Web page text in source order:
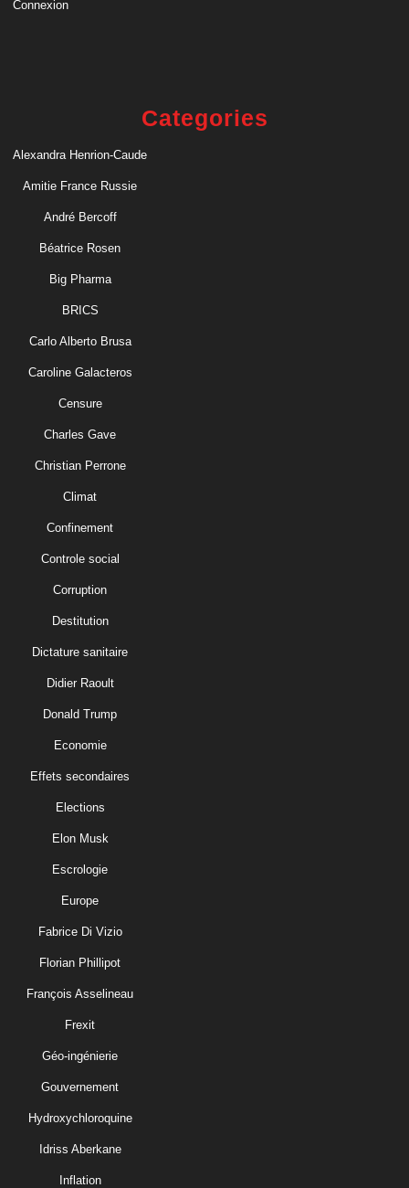
Connexion
Categories
Alexandra Henrion-Caude
Amitie France Russie
André Bercoff
Béatrice Rosen
Big Pharma
BRICS
Carlo Alberto Brusa
Caroline Galacteros
Censure
Charles Gave
Christian Perrone
Climat
Confinement
Controle social
Corruption
Destitution
Dictature sanitaire
Didier Raoult
Donald Trump
Economie
Effets secondaires
Elections
Elon Musk
Escrologie
Europe
Fabrice Di Vizio
Florian Phillipot
François Asselineau
Frexit
Géo-ingénierie
Gouvernement
Hydroxychloroquine
Idriss Aberkane
Inflation